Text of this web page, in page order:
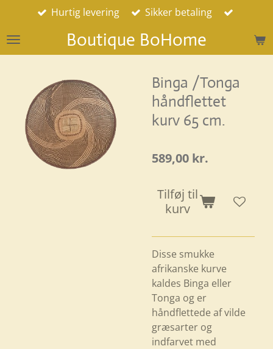
hovedindholdBoutique BoHome
Hurtig levering Sikker betaling
Binga /Tonga
håndflettet
kurv 65 cm.
589,00 kr.
Tilføj til
kurv
Disse smukke
afrikanske kurve
kaldes Binga eller
Tonga og er
håndflettede af vilde
græsarter og
indfarvet med